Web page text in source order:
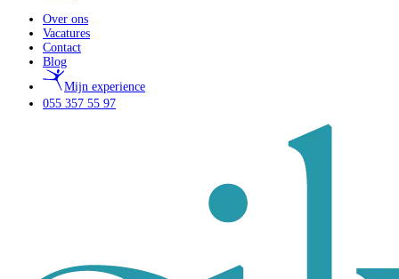
Over ons
Vacatures
Contact
Blog
Mijn experience
055 357 55 97